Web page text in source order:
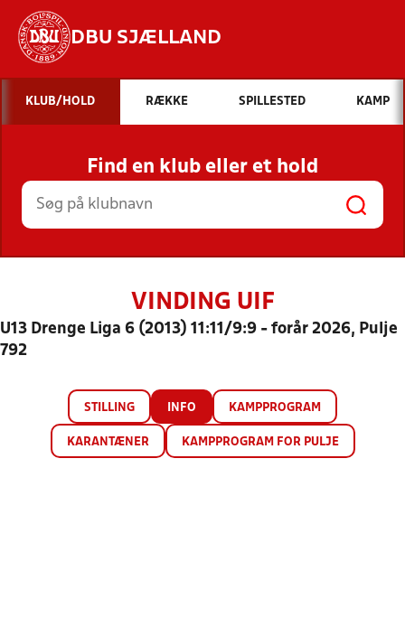
DBU SJÆLLAND
Hvad vil du søge efter?
INDHOLD OG NYHEDER
STILLINGER, RESULTATER, KLUBBER OG
HOLD
KLUB/HOLD RÆKKE SPILLESTED KAMP
Find en klub eller et hold
VINDING UIF
U13 Drenge Liga 6 (2013) 11:11/9:9 - forår 2026, Pulje
792
STILLING INFO KAMPPROGRAM
KARANTÆNER KAMPPROGRAM FOR PULJE